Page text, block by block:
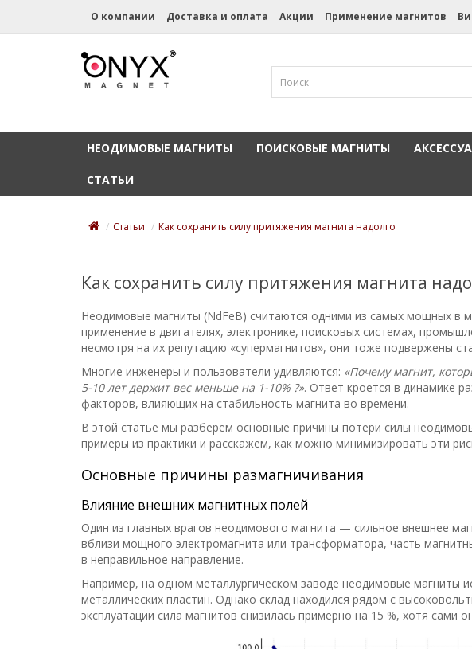
О компании Доставка и оплата Акции Применение магнитов
НЕОДИМОВЫЕ МАГНИТЫ ПОИСКОВЫЕ МАГНИТЫ
СТАТЬИ
Статьи Как сохранить силу притяжения магнита надолго
Как сохранить силу притяжения магнита
Неодимовые магниты (NdFeB) считаются одними из самых мощных в
применение в двигателях, электронике, поисковых системах,
несмотря на их репутацию «супермагнитов», они тоже подвержены
Многие инженеры и пользователи удивляются: «Почему магнит,
5-10 лет держит вес меньше на 1-10% ?». Ответ кроется в динамике
факторов, влияющих на стабильность магнита во времени.
В этой статье мы разберём основные причины потери силы
примеры из практики и расскажем, как можно минимизировать эти
Основные причины размагничивания
Влияние внешних магнитных полей
Один из главных врагов неодимового магнита — сильное внешнее
вблизи мощного электромагнита или трансформатора, часть
в неправильное направление.
Например, на одном металлургическом заводе неодимовые магниты
металлических пластин. Однако склад находился рядом с
эксплуатации сила магнитов снизилась примерно на 15 %, хотя сами